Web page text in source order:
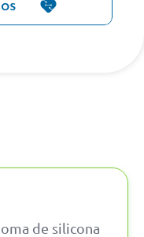
de silicona